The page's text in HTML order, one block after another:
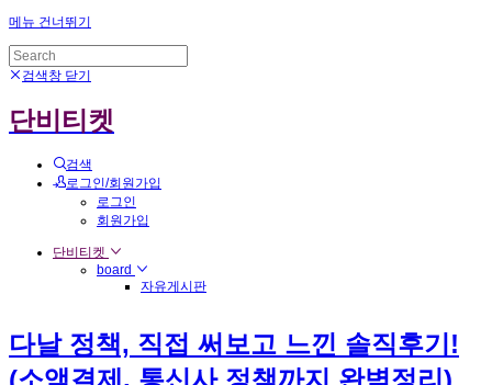
메뉴 건너뛰기
검색창 닫기
단비티켓
검색
로그인/회원가입
로그인
회원가입
단비티켓
board
자유게시판
다날 정책, 직접 써보고 느낀 솔직후기!